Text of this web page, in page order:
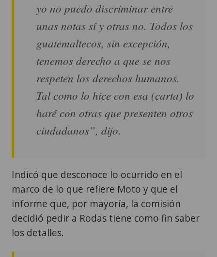
yo no puedo discriminar entre
unas notas sí y otras no. Todos los
guatemaltecos, sin excepción,
tenemos derecho a que se nos
respeten los derechos humanos.
Tal como lo hice con esa (carta) lo
haré con otras que presenten otros
ciudadanos”, dijo.
Indicó que desconoce lo ocurrido en el
marco de lo que refiere Moto y que el
informe que, por mayoría, la comisión
decidió pedir a Rodas tiene como fin saber
los detalles.